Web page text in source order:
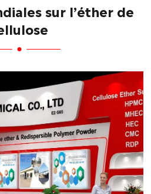
sur l’éther de